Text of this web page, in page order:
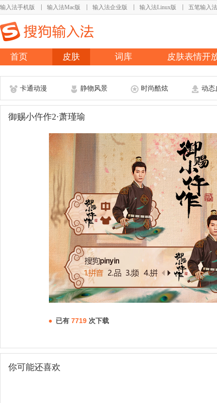
输入法手机版 输入法Mac版 输入法企业版 输入法Linux版 五笔输入法
首页 皮肤 词库 皮肤表情开
卡通动漫 静物风景 时尚酷炫 动态
御赐小仵作2·萧瑾瑜
已有 7719 次下载
你可能还喜欢